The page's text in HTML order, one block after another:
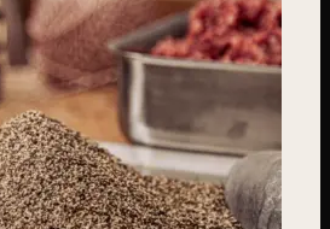
Produkte im Warenkorb.